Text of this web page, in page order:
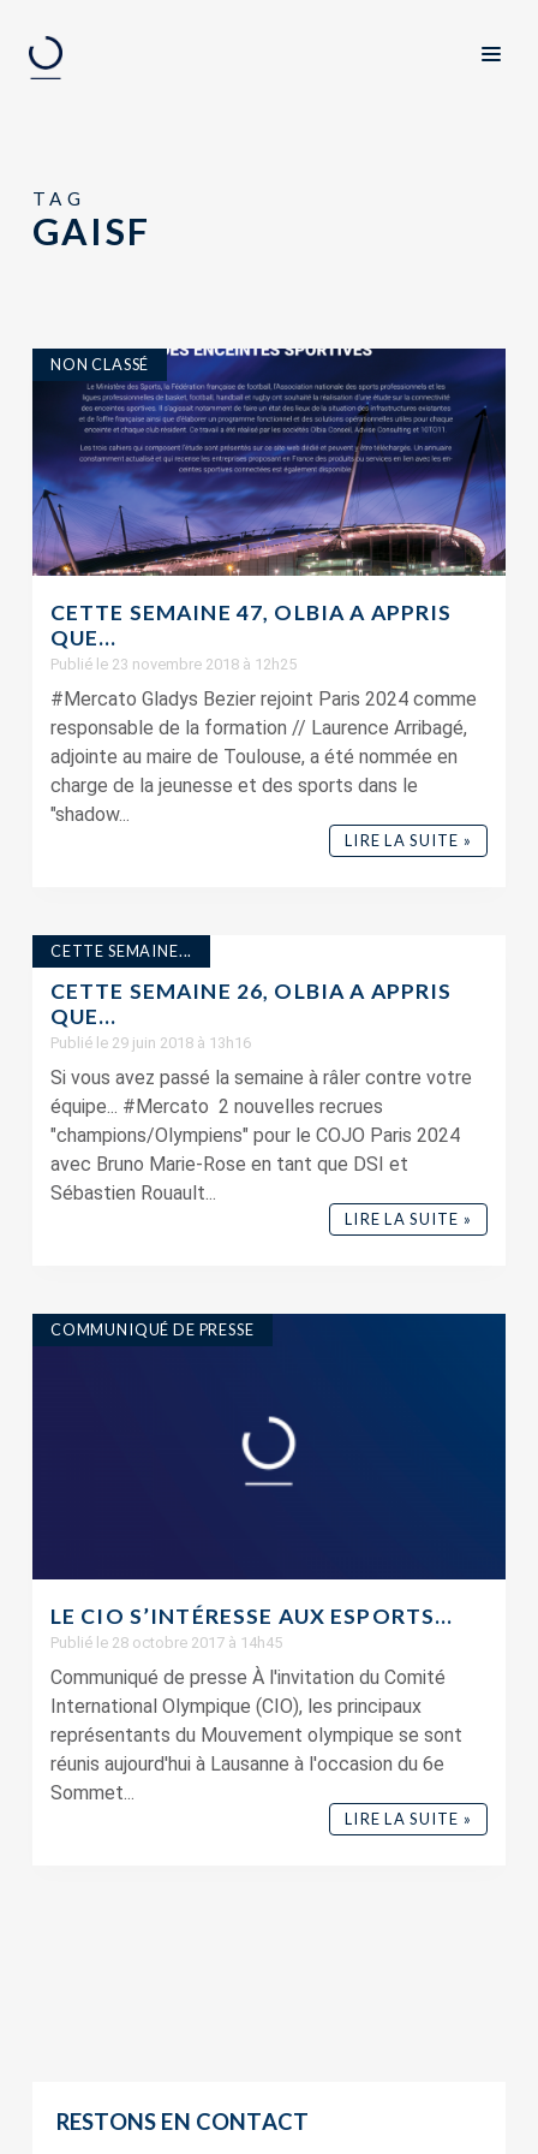
TAG
GAISF
NON CLASSÉ
CETTE SEMAINE 47, OLBIA A APPRIS
QUE…
Publié le 23 novembre 2018 à 12h25
#Mercato Gladys Bezier rejoint Paris 2024 comme
responsable de la formation // Laurence Arribagé,
adjointe au maire de Toulouse, a été nommée en
charge de la jeunesse et des sports dans le
"shadow...
LIRE LA SUITE »
CETTE SEMAINE...
CETTE SEMAINE 26, OLBIA A APPRIS
QUE…
Publié le 29 juin 2018 à 13h16
Si vous avez passé la semaine à râler contre votre
équipe... #Mercato 2 nouvelles recrues
"champions/Olympiens" pour le COJO Paris 2024
avec Bruno Marie-Rose en tant que DSI et
Sébastien Rouault...
LIRE LA SUITE »
COMMUNIQUÉ DE PRESSE
LE CIO S’INTÉRESSE AUX ESPORTS…
Publié le 28 octobre 2017 à 14h45
Communiqué de presse À l'invitation du Comité
International Olympique (CIO), les principaux
représentants du Mouvement olympique se sont
réunis aujourd'hui à Lausanne à l'occasion du 6e
Sommet...
LIRE LA SUITE »
RESTONS EN CONTACT